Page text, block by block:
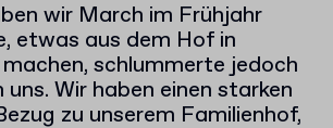
wir March im Frühjahr
etwas aus dem Hof in
schlummerte jedoch
uns. Wir haben einen starken
zu unserem Familienhof,